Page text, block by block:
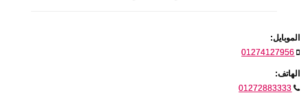
الموبايل:
01274127956
الهاتف:
01272883333